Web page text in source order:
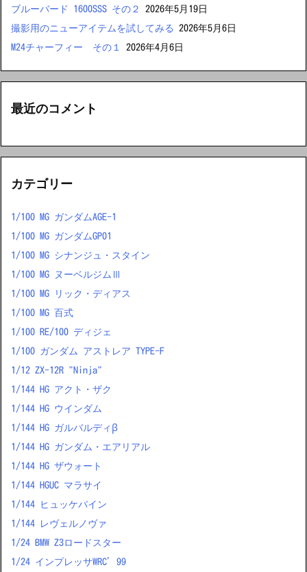
ブルーバード 1600SSS その２
2026年5月19日
撮影用のニューアイテムを試してみる
2026年5月6日
M24チャーフィー その１
2026年4月6日
最近のコメント
カテゴリー
1/100 MG ガンダムAGE-1
1/100 MG ガンダムGP01
1/100 MG シナンジュ・スタイン
1/100 MG ヌーベルジムⅢ
1/100 MG リック・ディアス
1/100 MG 百式
1/100 RE/100 ディジェ
1/100 ガンダム アストレア TYPE-F
1/12 ZX-12R "Ninja"
1/144 HG アクト・ザク
1/144 HG ウインダム
1/144 HG ガルバルディβ
1/144 HG ガンダム・エアリアル
1/144 HG ザウォート
1/144 HGUC マラサイ
1/144 ヒュッケバイン
1/144 レヴェルノヴァ
1/24 BMW Z3ロードスター
1/24 インプレッサWRC’99